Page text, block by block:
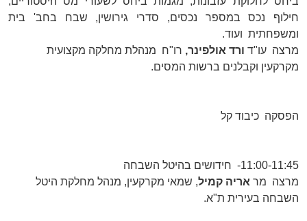
חילוף נכס במספר נכסים, סדרי גירושין, שבח בחב' בית
ומשפחתית ועוד.
מרצה  עו"ד ורד אולפינר, רו"ח  מנהלת מחלקה מקצועית
מקרקעין וקבלנים ברשות המסים.
הפסקה  כיבוד קל
11:00-11:45
- חידושים בהיטל השבחה
מרצה  מר אריה קמיל, שמאי מקרקעין, מנהל מחלקת היטל
השבחה בעירית ת"א.